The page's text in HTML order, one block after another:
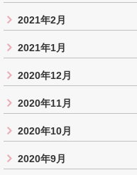
2021年2月
2021年1月
2020年12月
2020年11月
2020年10月
2020年9月